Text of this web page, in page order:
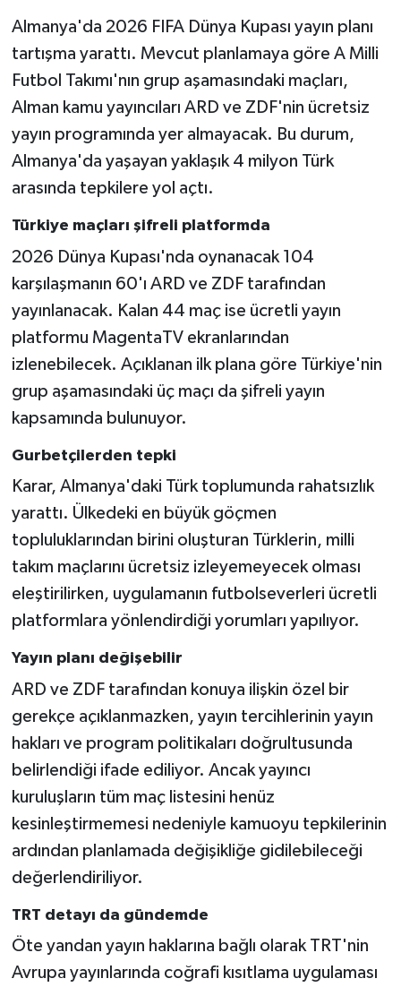
Almanya'da 2026 FIFA Dünya Kupası yayın planı
tartışma yarattı. Mevcut planlamaya göre A Milli
Futbol Takımı'nın grup aşamasındaki maçları,
Alman kamu yayıncıları ARD ve ZDF'nin ücretsiz
yayın programında yer almayacak. Bu durum,
Almanya'da yaşayan yaklaşık 4 milyon Türk
arasında tepkilere yol açtı.
Türkiye maçları şifreli platformda
2026 Dünya Kupası'nda oynanacak 104
karşılaşmanın 60'ı ARD ve ZDF tarafından
yayınlanacak. Kalan 44 maç ise ücretli yayın
platformu MagentaTV ekranlarından
izlenebilecek. Açıklanan ilk plana göre Türkiye'nin
grup aşamasındaki üç maçı da şifreli yayın
kapsamında bulunuyor.
Gurbetçilerden tepki
Karar, Almanya'daki Türk toplumunda rahatsızlık
yarattı. Ülkedeki en büyük göçmen
topluluklarından birini oluşturan Türklerin, milli
takım maçlarını ücretsiz izleyemeyecek olması
eleştirilirken, uygulamanın futbolseverleri ücretli
platformlara yönlendirdiği yorumları yapılıyor.
Yayın planı değişebilir
ARD ve ZDF tarafından konuya ilişkin özel bir
gerekçe açıklanmazken, yayın tercihlerinin yayın
hakları ve program politikaları doğrultusunda
belirlendiği ifade ediliyor. Ancak yayıncı
kuruluşların tüm maç listesini henüz
kesinleştirmemesi nedeniyle kamuoyu tepkilerinin
ardından planlamada değişikliğe gidilebileceği
değerlendiriliyor.
TRT detayı da gündemde
Öte yandan yayın haklarına bağlı olarak TRT'nin
Avrupa yayınlarında coğrafi kısıtlama uygulaması